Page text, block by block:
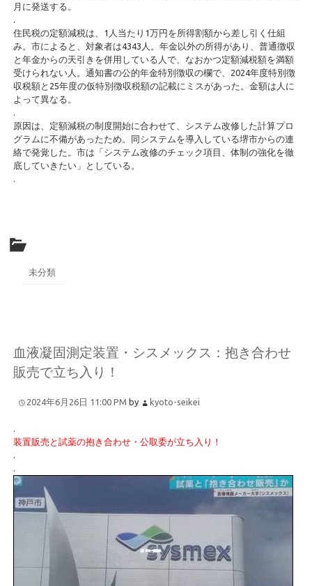
月に発送する。
住民税の定額減税は、1人当たり1万円を所得割額から差し引く仕組
み。市によると、対象者は4343人。年金以外の所得があり、普通徴収
と年金からの天引きを併用している人で、なおかつ定額減税額を満額
受けられない人。通知書の公的年金特別徴収の欄で、2024年度特別徴
収税額と25年度の仮特別徴収税額の記載にミスがあった。金額は人に
よって異なる。
原因は、定額減税の制度開始に合わせて、システム改修した計算プロ
グラムに不備があったため。同システムを導入している堺市からの連
絡で発覚した。市は「システム改修のチェック項目、体制の強化を徹
底していきたい」としている。
未分類
血液凝固測定装置・シスメックス：抱き合わせ
販売で立ち入り！
2024年6月26日 11:00 PM by kyoto-seikei
装置販売と試薬の抱き合わせ・公取委が立ち入り！